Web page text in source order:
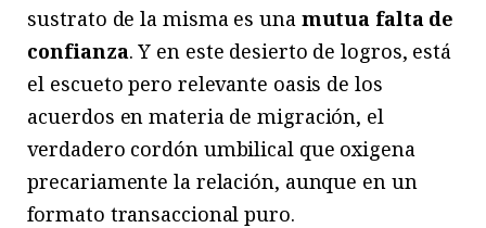
sustrato de la misma es una mutua falta de
confianza. Y en este desierto de logros, está
el escueto pero relevante oasis de los
acuerdos en materia de migración, el
verdadero cordón umbilical que oxigena
precariamente la relación, aunque en un
formato transaccional puro.